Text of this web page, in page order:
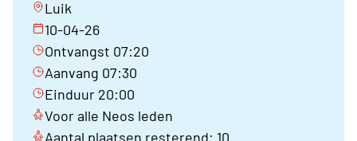
Luik
10-04-26
Ontvangst 07:20
Aanvang 07:30
Einduur 20:00
Voor alle Neos leden
Aantal plaatsen resterend: 10